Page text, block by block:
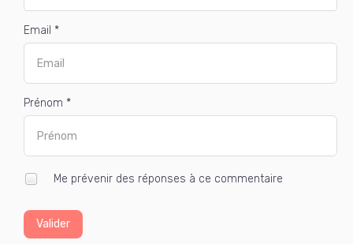
Email *
Prénom *
Me prévenir des réponses à ce commentaire
Valider